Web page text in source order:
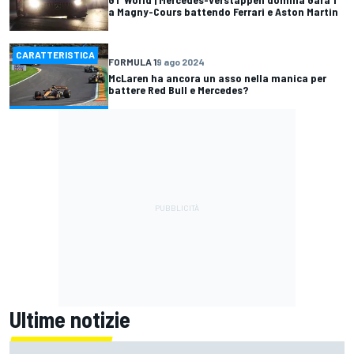
a Magny-Cours battendo Ferrari e Aston Martin
CARATTERISTICA
FORMULA 19 ago 2024
McLaren ha ancora un asso nella manica per
battere Red Bull e Mercedes?
Ultime notizie